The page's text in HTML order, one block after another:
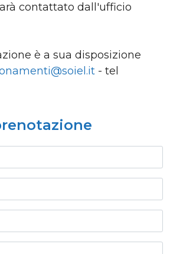
contattato dall'ufficio
è a sua disposizione
- tel